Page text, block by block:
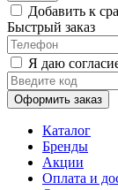
Добавить к
Быстрый заказ
Я даю
Оформить заказ
Каталог
Бренды
Акции
Оплата и